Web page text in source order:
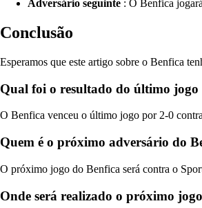
Adversário seguinte : O Benfica
Conclusão
Esperamos que este artigo sobre o Benfica
Qual foi o resultado do último jogo
O Benfica venceu o último jogo por 2-0
Quem é o próximo adversário do
O próximo jogo do Benfica será contra o
Onde será realizado o próximo